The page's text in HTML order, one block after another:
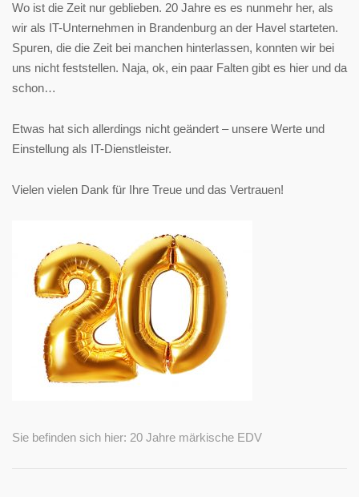
Wo ist die Zeit nur geblieben. 20 Jahre es es nunmehr her, als
wir als IT-Unternehmen in Brandenburg an der Havel starteten.
Spuren, die die Zeit bei manchen hinterlassen, konnten wir bei
uns nicht feststellen. Naja, ok, ein paar Falten gibt es hier und da
schon…
Etwas hat sich allerdings nicht geändert – unsere Werte und
Einstellung als IT-Dienstleister.
Vielen vielen Dank für Ihre Treue und das Vertrauen!
Sie befinden sich hier: 20 Jahre märkische EDV